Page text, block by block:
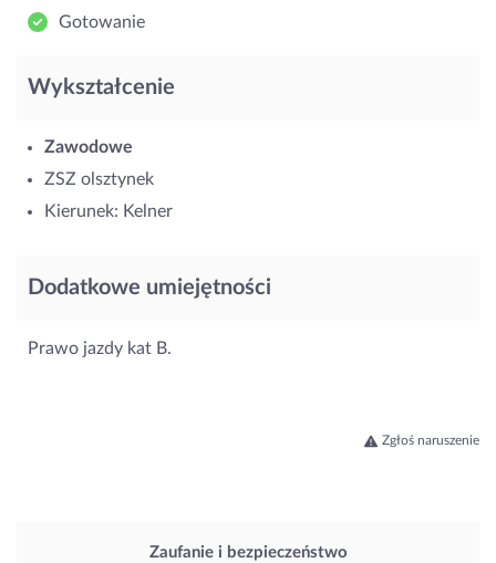
Zaufanie i bezpieczeństwo
Gotowanie
Wykształcenie
Zawodowe
ZSZ olsztynek
Kierunek: Kelner
Dodatkowe umiejętności
Prawo jazdy kat B.
Zgłoś naruszenie